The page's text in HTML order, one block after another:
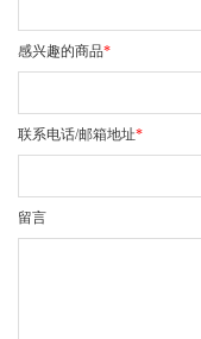
感兴趣的商品*
联系电话/邮箱地址*
留言